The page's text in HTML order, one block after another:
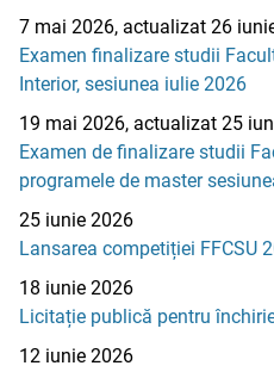
7 mai 2026, actualizat 26
Examen finalizare studii
Interior, sesiunea iulie 2026
19 mai 2026, actualizat 25
Examen de finalizare studii
programele de master
25 iunie 2026
Lansarea competiției FFCSU
18 iunie 2026
Licitație publică pentru
12 iunie 2026